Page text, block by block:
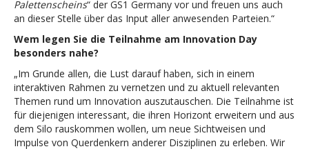
Palettenscheins“ der GS1 Germany vor und freuen uns auch
an dieser Stelle über das Input aller anwesenden Parteien.“
Wem legen Sie die Teilnahme am Innovation Day
besonders nahe?
„Im Grunde allen, die Lust darauf haben, sich in einem
interaktiven Rahmen zu vernetzen und zu aktuell relevanten
Themen rund um Innovation auszutauschen. Die Teilnahme ist
für diejenigen interessant, die ihren Horizont erweitern und aus
dem Silo rauskommen wollen, um neue Sichtweisen und
Impulse von Querdenkern anderer Disziplinen zu erleben. Wir